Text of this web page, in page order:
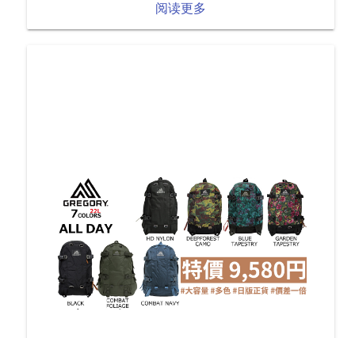
阅读更多